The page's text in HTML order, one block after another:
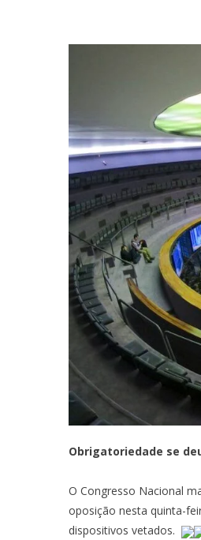
Obrigatoriedade se
O Congresso Nacional
oposição nesta quinta-
dispositivos vetados.